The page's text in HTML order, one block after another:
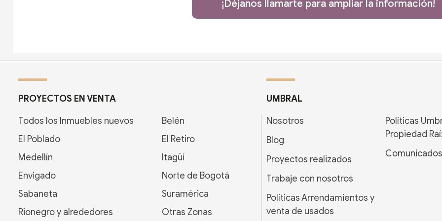
¡Déjanos llamarte para ampliar la información!
PROYECTOS EN VENTA
Todos los Inmuebles nuevos
El Poblado
Medellín
Envigado
Sabaneta
Rionegro y alrededores
Belén
El Retiro
Itagüí
Norte de Bogotá
Suramérica
Otras Zonas
UMBRAL
Nosotros
Blog
Proyectos realizados
Trabaje con nosotros
Políticas Arrendamientos y
venta de usados
Políticas
Propiedad
Comunicados